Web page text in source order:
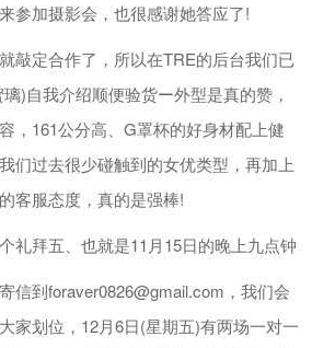
参加摄影会，也很感谢她答应了!
敲定合作了，所以在TRE的后台我们已
)自我介绍顺便验货ー外型是真的赞，
，161公分高、G罩杯的好身材配上健
们过去很少碰触到的女优类型，再加上
客服态度，真的是强棒!
礼拜五、也就是11月15日的晚上九点钟
信到foraver0826@gmail.com ，我们会
家划位，12月6日(星期五)有两场一对一